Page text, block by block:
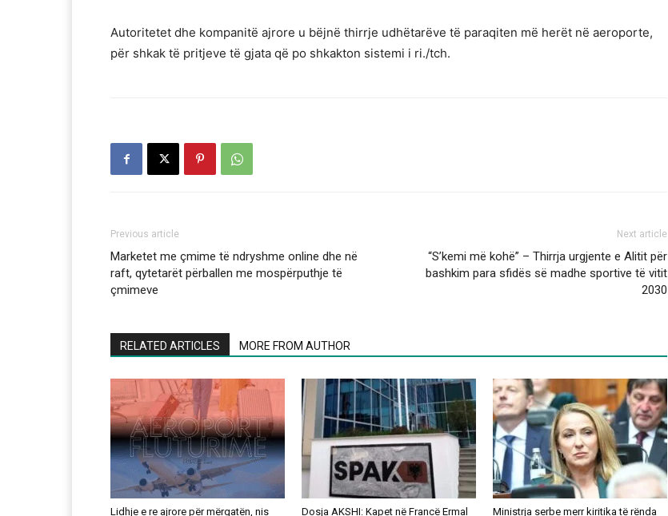
Autoritetet dhe kompanitë ajrore u bëjnë thirrje udhëtarëve të paraqiten më herët në aeroporte,
për shkak të pritjeve të gjata që po shkakton sistemi i ri./tch.
Previous article
Marketet me çmime të ndryshme online dhe në
raft, qytetarët përballen me mospërputhje të
çmimeve
Next article
“S’kemi më kohë” – Thirrja urgjente e Alitit për
bashkim para sfidës së madhe sportive të vitit
2030
RELATED ARTICLES MORE FROM AUTHOR
Lidhje e re ajrore për mërgatën, nis Dosja AKSHI: Kapet në Francë Ermal Ministrja serbe merr kiritika të rënda